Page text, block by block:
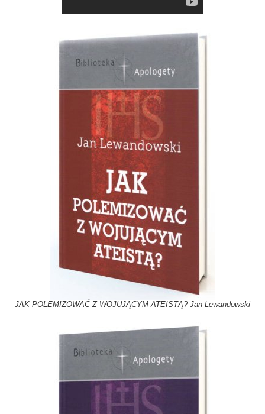
JAK POLEMIZOWAĆ Z WOJUJĄCYM ATEISTĄ? Jan Lewandowski